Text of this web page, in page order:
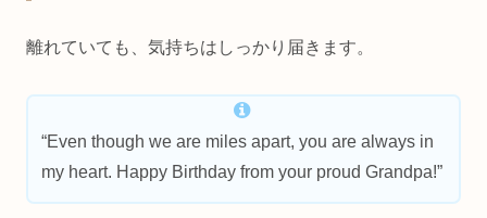
離れていても、気持ちはしっかり届きます。
“Even though we are miles apart, you are always in
my heart. Happy Birthday from your proud Grandpa!”